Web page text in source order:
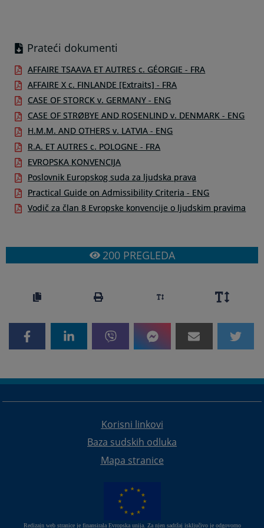
Prateći dokumenti
AFFAIRE TSAAVA ET AUTRES c. GÉORGIE - FRA
AFFAIRE X c. FINLANDE [Extraits] - FRA
CASE OF STORCK v. GERMANY - ENG
CASE OF STRØBYE AND ROSENLIND v. DENMARK - ENG
H.M.M. AND OTHERS v. LATVIA - ENG
R.A. ET AUTRES c. POLOGNE - FRA
EVROPSKA KONVENCIJA
Poslovnik Europskog suda za ljudska prava
Practical Guide on Admissibility Criteria - ENG
Vodič za član 8 Evropske konvencije o ljudskim pravima
200PREGLEDA
Korisni linkovi
Baza sudskih odluka
Mapa stranice
Redizajn web stranice je finansirala Evropska unija. Za njen sadržaj isključivo je odgovorno